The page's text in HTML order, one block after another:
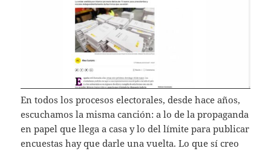
En todos los procesos electorales, desde hace años,
escuchamos la misma canción: a lo de la propaganda
en papel que llega a casa y lo del límite para publicar
encuestas hay que darle una vuelta. Lo que sí creo